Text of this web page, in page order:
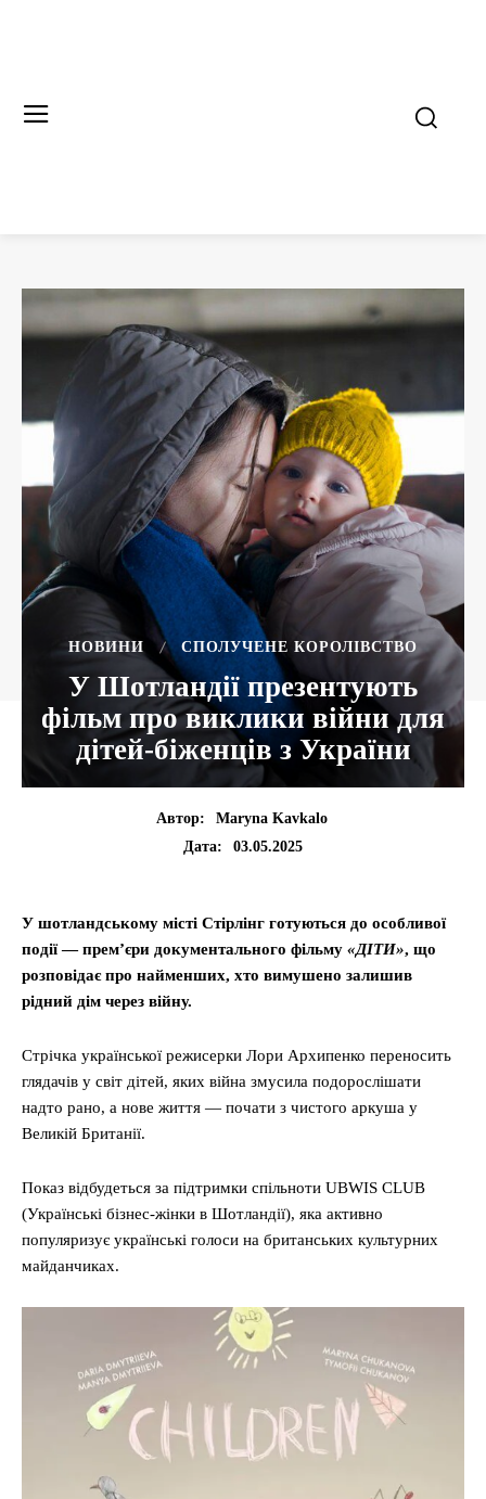
НОВИНИ СПОЛУЧЕНЕ КОРОЛІВСТВО
У Шотландії презентують
фільм про виклики війни для
дітей-біженців з України
Автор:
Maryna Kavkalo
Дата:
03.05.2025
У шотландському місті Стірлінг готуються до особливої
події — прем’єри документального фільму «ДІТИ», що
розповідає про найменших, хто вимушено залишив
рідний дім через війну.
Стрічка української режисерки Лори Архипенко переносить
глядачів у світ дітей, яких війна змусила подорослішати
надто рано, а нове життя — почати з чистого аркуша у
Великій Британії.
Показ відбудеться за підтримки спільноти UBWIS CLUB
(Українські бізнес-жінки в Шотландії), яка активно
популяризує українські голоси на британських культурних
майданчиках.